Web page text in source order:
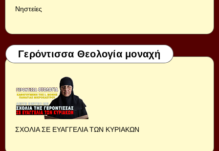
Νηστείες
Γερόντισσα Θεολογία μοναχή
ΣΧΟΛΙΑ ΣΕ ΕΥΑΓΓΕΛΙΑ ΤΩΝ ΚΥΡΙΑΚΩΝ